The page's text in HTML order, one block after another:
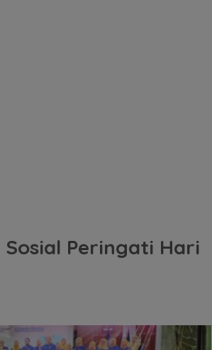
Sosial Peringati Hari